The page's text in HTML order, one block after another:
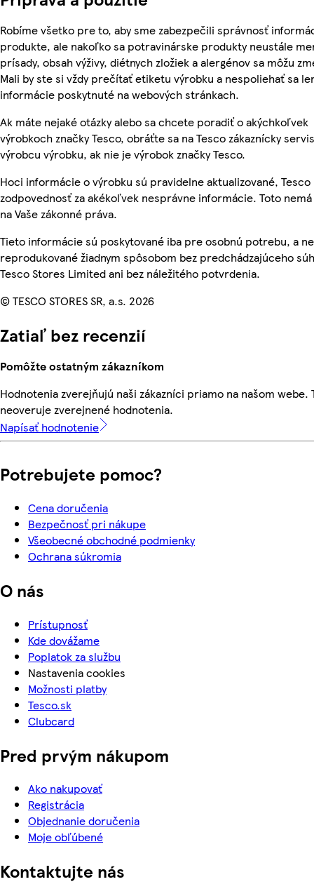
Robíme všetko pre to, aby sme zabezpečili správnosť
produkte, ale nakoľko sa potravinárske produkty neustále
prísady, obsah výživy, diétnych zložiek a alergénov sa môžu
Mali by ste si vždy prečítať etiketu výrobku a nespoliehať sa
informácie poskytnuté na webových stránkach.
Ak máte nejaké otázky alebo sa chcete poradiť o akýchkoľvek
výrobkoch značky Tesco, obráťte sa na Tesco zákaznícky
výrobcu výrobku, ak nie je výrobok značky Tesco.
Hoci informácie o výrobku sú pravidelne aktualizované, Tesco
zodpovednosť za akékoľvek nesprávne informácie. Toto
na Vaše zákonné práva.
Tieto informácie sú poskytované iba pre osobnú potrebu, a
reprodukované žiadnym spôsobom bez predchádzajúceho
Tesco Stores Limited ani bez náležitého potvrdenia.
© TESCO STORES SR, a.s. 2026
Zatiaľ bez recenzií
Pomôžte ostatným zákazníkom
Hodnotenia zverejňujú naši zákazníci priamo na našom webe.
neoveruje zverejnené hodnotenia.
Napísať hodnotenie
Potrebujete pomoc?
Cena doručenia
Bezpečnosť pri nákupe
Všeobecné obchodné podmienky
Ochrana súkromia
O nás
Prístupnosť
Kde dovážame
Poplatok za službu
Nastavenia cookies
Možnosti platby
Tesco.sk
Clubcard
Pred prvým nákupom
Ako nakupovať
Registrácia
Objednanie doručenia
Moje obľúbené
Kontaktujte nás